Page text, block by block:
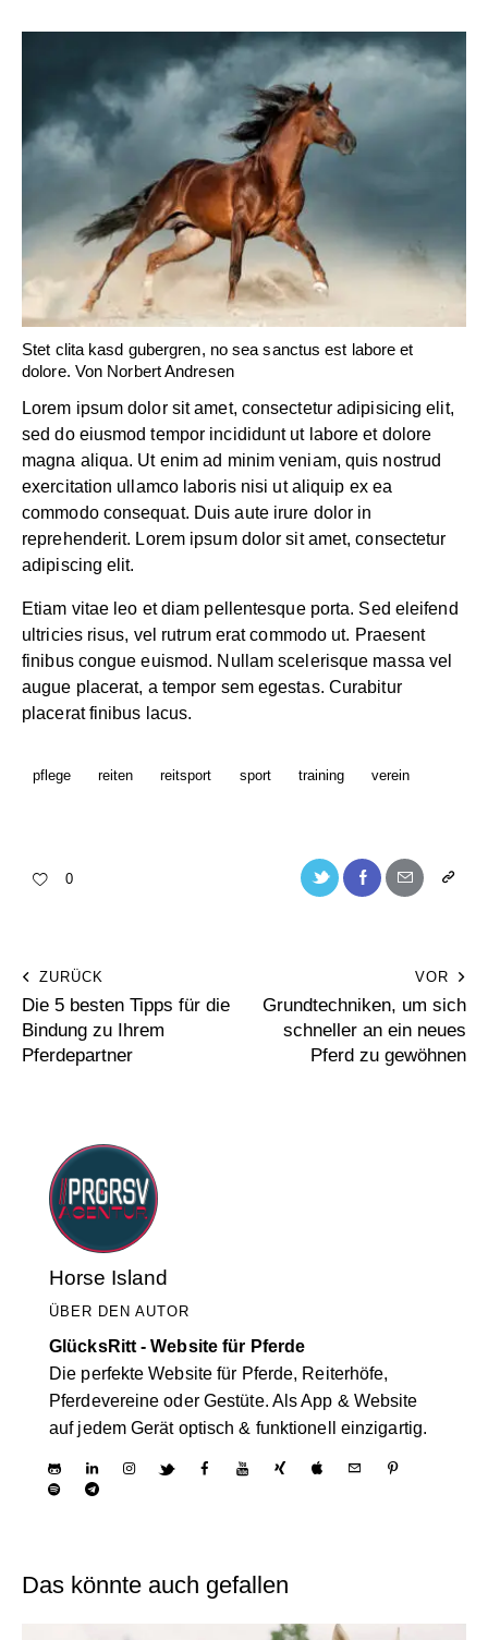
Stet clita kasd gubergren, no sea sanctus est labore et
dolore. Von Norbert Andresen
Lorem ipsum dolor sit amet, consectetur adipisicing elit,
sed do eiusmod tempor incididunt ut labore et dolore
magna aliqua. Ut enim ad minim veniam, quis nostrud
exercitation ullamco laboris nisi ut aliquip ex ea
commodo consequat. Duis aute irure dolor in
reprehenderit. Lorem ipsum dolor sit amet, consectetur
adipiscing elit.
Etiam vitae leo et diam pellentesque porta. Sed eleifend
ultricies risus, vel rutrum erat commodo ut. Praesent
finibus congue euismod. Nullam scelerisque massa vel
augue placerat, a tempor sem egestas. Curabitur
placerat finibus lacus.
pflege reiten reitsport sport training verein
0
ZURÜCK
Die 5 besten Tipps für die
Bindung zu Ihrem
Pferdepartner
VOR
Grundtechniken, um sich
schneller an ein neues
Pferd zu gewöhnen
Horse Island
ÜBER DEN AUTOR
GlücksRitt - Website für Pferde
Die perfekte Website für Pferde, Reiterhöfe,
Pferdevereine oder Gestüte. Als App & Website
auf jedem Gerät optisch & funktionell einzigartig.
Das könnte auch gefallen